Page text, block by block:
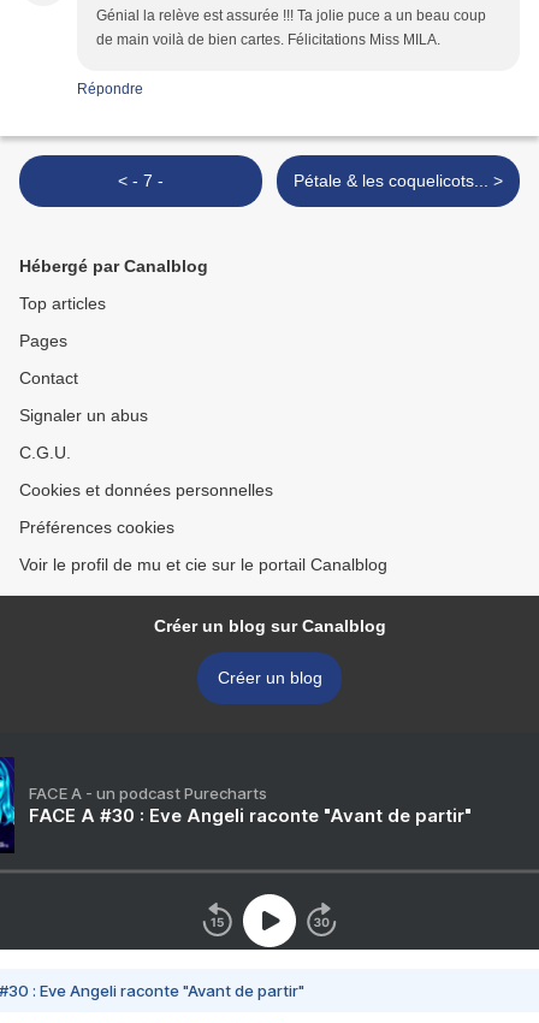
Génial la relève est assurée !!! Ta jolie puce a un beau coup
de main voilà de bien cartes. Félicitations Miss MILA.
Répondre
< - 7 - Pétale & les coquelicots... >
Hébergé par Canalblog
Top articles
Pages
Contact
Signaler un abus
C.G.U.
Cookies et données personnelles
Préférences cookies
Voir le profil de mu et cie sur le portail Canalblog
Créer un blog sur Canalblog
Créer un blog
FACE A - un podcast Purecharts
FACE A #30 : Eve Angeli raconte "Avant de partir"
#30 : Eve Angeli raconte "Avant de partir"